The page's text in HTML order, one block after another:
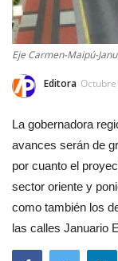
Eje Carmen-Maipú-
Editora Octubre
La gobernadora
avances serán de
por cuanto el
sector oriente y
como también los
las calles Januario